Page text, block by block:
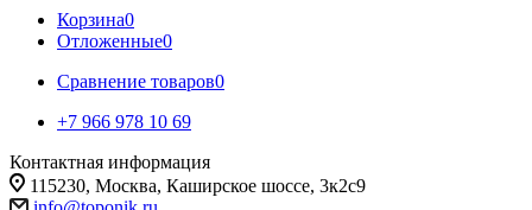
Корзина0
Отложенные0
Сравнение товаров0
+7 966 978 10 69
Контактная информация
115230, Москва, Каширское шоссе, 3к2с9